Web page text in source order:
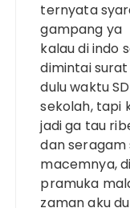
ternyata
gampang ya
kalau di indo
dimintai
dulu waktu
sekolah, tapi
jadi ga tau
dan seragam
macemnya,
pramuka
zaman aku